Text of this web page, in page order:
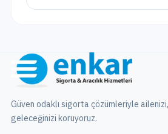
Güven odaklı sigorta çözümleriyle
geleceğinizi koruyoruz.